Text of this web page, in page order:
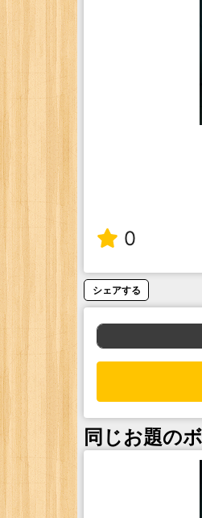
0
シェアする
同じお題の